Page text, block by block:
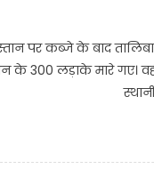
पर कब्जे के बाद
के 300 लड़ाके मारे गए।